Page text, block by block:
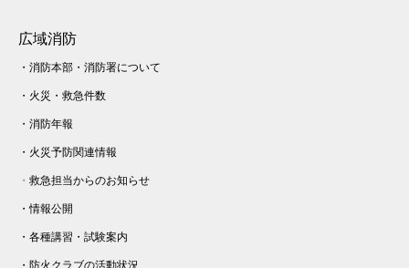
広域消防
・ 消防本部・消防署について
・ 火災・ 救急件数
・ 消防年報
・ 火災予防関連情報
・ 救急担当からのお知らせ
・情報公開
・ 各種講習・試験案内
・ 防火クラブの活動状況